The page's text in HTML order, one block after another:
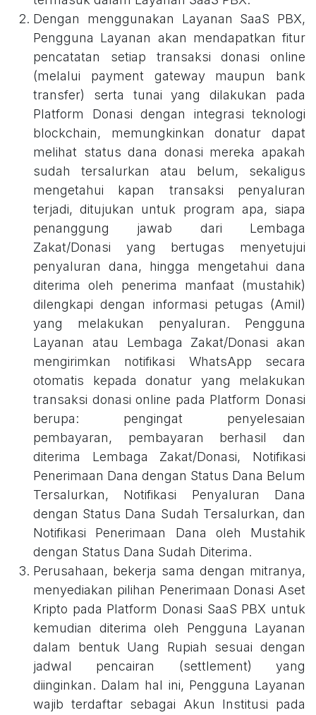
Dengan menggunakan Layanan SaaS PBX,
Pengguna Layanan akan mendapatkan fitur
pencatatan setiap transaksi donasi online
(melalui payment gateway maupun bank
transfer) serta tunai yang dilakukan pada
Platform Donasi dengan integrasi teknologi
blockchain, memungkinkan donatur dapat
melihat status dana donasi mereka apakah
sudah tersalurkan atau belum, sekaligus
mengetahui kapan transaksi penyaluran
terjadi, ditujukan untuk program apa, siapa
penanggung jawab dari Lembaga
Zakat/Donasi yang bertugas menyetujui
penyaluran dana, hingga mengetahui dana
diterima oleh penerima manfaat (mustahik)
dilengkapi dengan informasi petugas (Amil)
yang melakukan penyaluran. Pengguna
Layanan atau Lembaga Zakat/Donasi akan
mengirimkan notifikasi WhatsApp secara
otomatis kepada donatur yang melakukan
transaksi donasi online pada Platform Donasi
berupa: pengingat penyelesaian
pembayaran, pembayaran berhasil dan
diterima Lembaga Zakat/Donasi, Notifikasi
Penerimaan Dana dengan Status Dana Belum
Tersalurkan, Notifikasi Penyaluran Dana
dengan Status Dana Sudah Tersalurkan, dan
Notifikasi Penerimaan Dana oleh Mustahik
dengan Status Dana Sudah Diterima.
Perusahaan, bekerja sama dengan mitranya,
menyediakan pilihan Penerimaan Donasi Aset
Kripto pada Platform Donasi SaaS PBX untuk
kemudian diterima oleh Pengguna Layanan
dalam bentuk Uang Rupiah sesuai dengan
jadwal pencairan (settlement) yang
diinginkan. Dalam hal ini, Pengguna Layanan
wajib terdaftar sebagai Akun Institusi pada